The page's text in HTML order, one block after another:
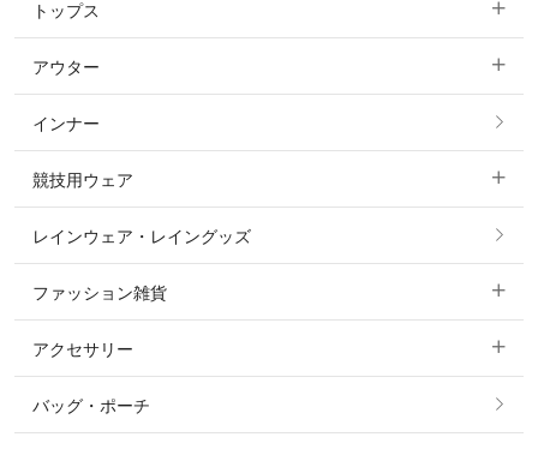
すべてのキュロット
フルグリップ・尻革 キュロット
ニーグリップ・膝革 キュロット
トップス
すべてのトップス
ポロシャツ
カットソー・Tシャツ・タンクトップ
ニット・セーター
シャツ・ブラウス・ワンピース
アウター
すべてのアウター
コート
ジャケット・ブルゾン
インナー
競技用ウェア
すべての競技用ウェア
ショージャケット
ショーシャツ
レインウェア・レイングッズ
ファッション雑貨
すべてのファッション雑貨
ソックス
アクセサリー
すべてのアクセサリー
バッグ・ポーチ